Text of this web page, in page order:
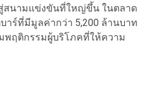
สนามแข่งขันที่ใหญ่ขึ้น ในตลาด
าร์ที่มีมูลค่ากว่า 5,200 ล้านบาท
พฤติกรรมผู้บริโภคที่ให้ความ